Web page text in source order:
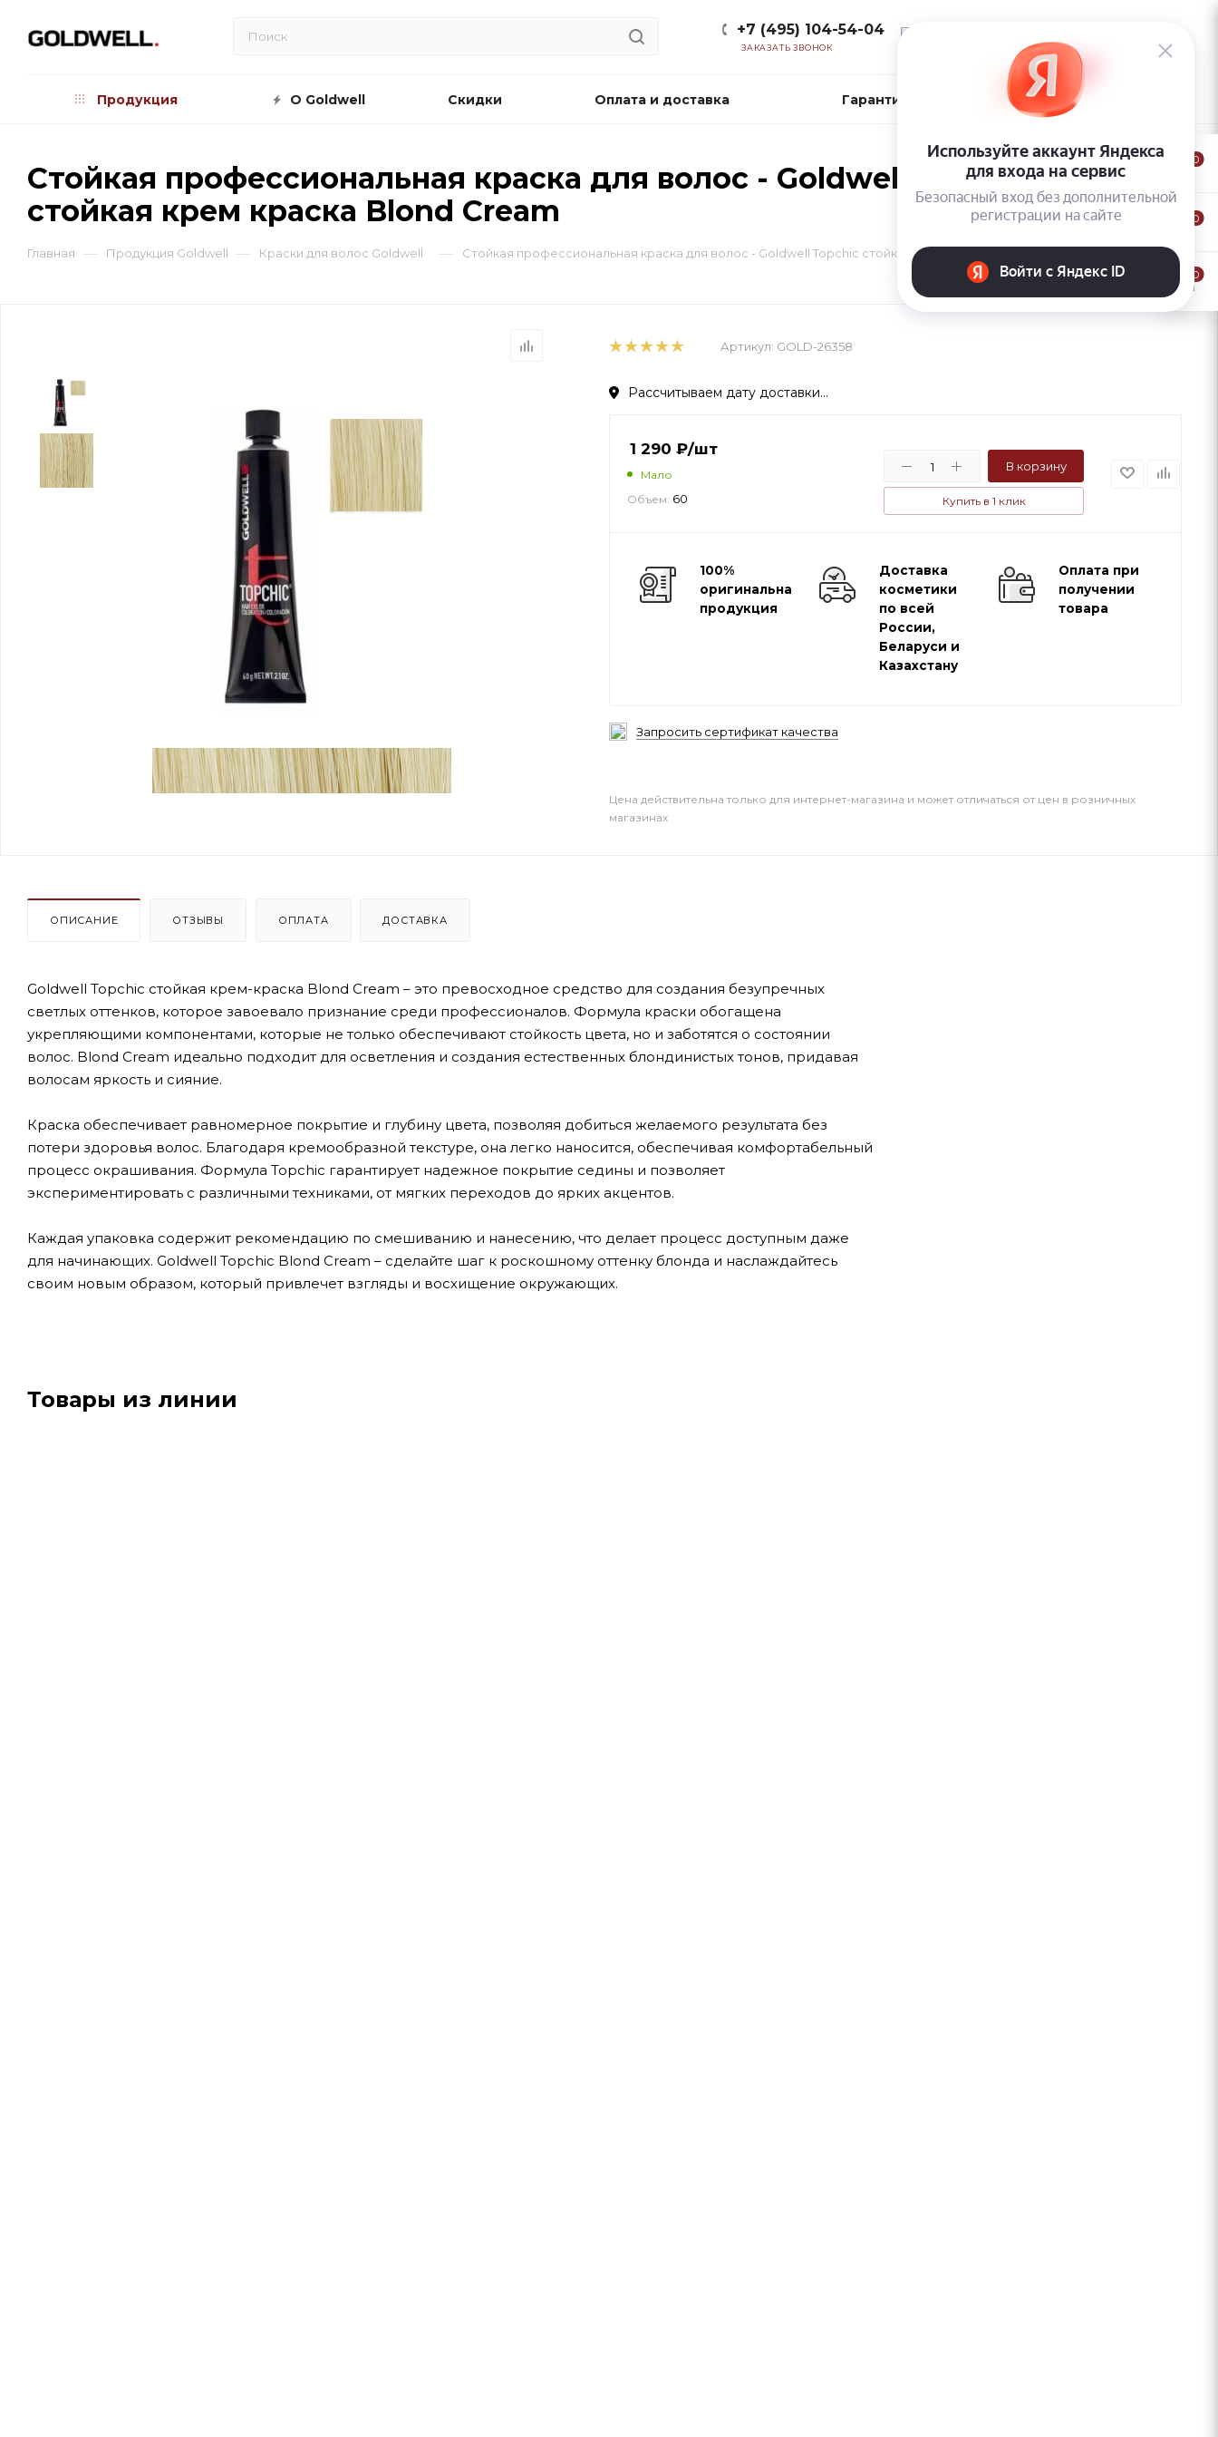
+7 (495) 104-54-04
ЗАКАЗАТЬ ЗВОНОК
Продукция О Goldwell Скидки Оплата и доставка Гарантии и возврат Контакты
Стойкая профессиональная краска для волос - Goldwell Topchic
стойкая крем краска Blond Cream
Главная — Продукция Goldwell — Краски для волос Goldwell — Стойкая профессиональная краска для волос - Goldwell Topchic стойкая крем краска Blond Cream
Артикул: GOLD-26358
Рассчитываем дату доставки...
1 290 ₽/шт
Мало
Объем: 60
В корзину
Купить в 1 клик
100%
оригинальная
продукция
Доставка
косметики
по всей
России,
Беларуси и
Казахстану
Оплата при
получении
товара
Запросить сертификат качества
Цена действительна только для интернет-магазина и может отличаться от цен в розничных
магазинах
ОПИСАНИЕ ОТЗЫВЫ ОПЛАТА ДОСТАВКА
Goldwell Topchic стойкая крем-краска Blond Cream – это превосходное средство для создания безупречных
светлых оттенков, которое завоевало признание среди профессионалов. Формула краски обогащена
укрепляющими компонентами, которые не только обеспечивают стойкость цвета, но и заботятся о состоянии
волос. Blond Cream идеально подходит для осветления и создания естественных блондинистых тонов, придавая
волосам яркость и сияние.
Краска обеспечивает равномерное покрытие и глубину цвета, позволяя добиться желаемого результата без
потери здоровья волос. Благодаря кремообразной текстуре, она легко наносится, обеспечивая комфортабельный
процесс окрашивания. Формула Topchic гарантирует надежное покрытие седины и позволяет
экспериментировать с различными техниками, от мягких переходов до ярких акцентов.
Каждая упаковка содержит рекомендацию по смешиванию и нанесению, что делает процесс доступным даже
для начинающих. Goldwell Topchic Blond Cream – сделайте шаг к роскошному оттенку блонда и наслаждайтесь
своим новым образом, который привлечет взгляды и восхищение окружающих.
Товары из линии
0
0
0